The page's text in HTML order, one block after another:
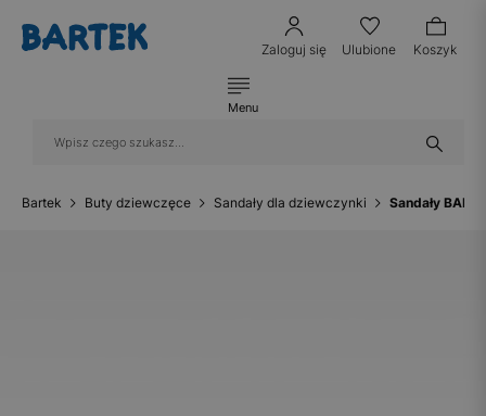
Zaloguj się Ulubione Koszyk
Menu
Bartek Buty dziewczęce Sandały dla dziewczynki Sandały